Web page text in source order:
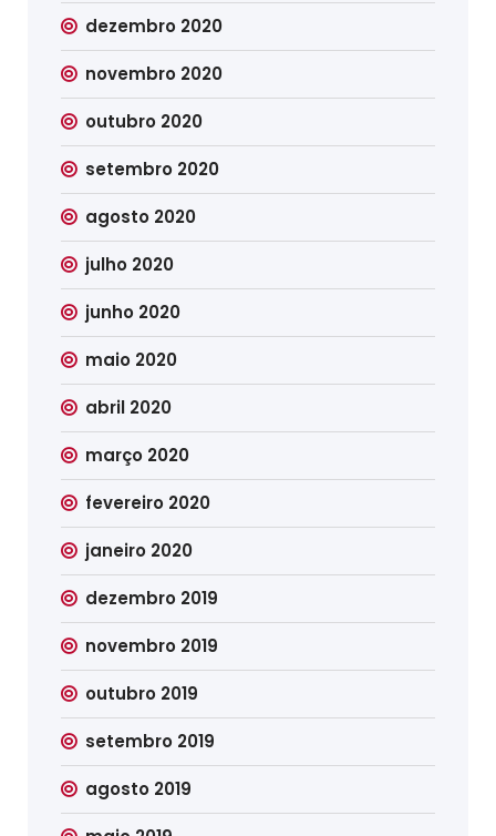
dezembro 2020
novembro 2020
outubro 2020
setembro 2020
agosto 2020
julho 2020
junho 2020
maio 2020
abril 2020
março 2020
fevereiro 2020
janeiro 2020
dezembro 2019
novembro 2019
outubro 2019
setembro 2019
agosto 2019